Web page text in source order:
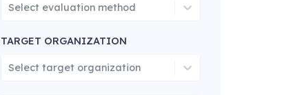
Select evaluation method
TARGET ORGANIZATION
Select target organization